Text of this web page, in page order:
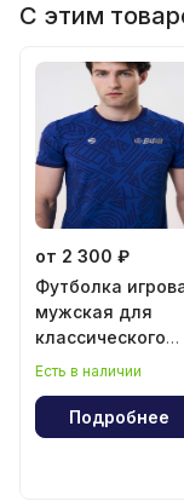
С этим
от 2 300 ₽
Футболка
мужская для
классического
волейбола
Есть в наличии
Подробнее